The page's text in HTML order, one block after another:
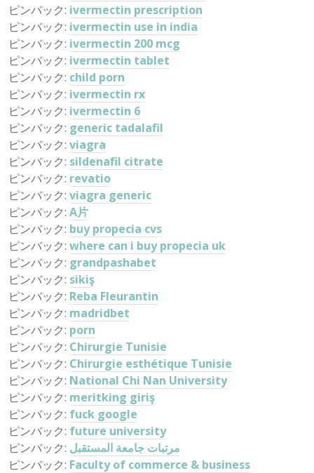
ピンバック: ivermectin prescription
ピンバック: ivermectin use in india
ピンバック: ivermectin 200 mcg
ピンバック: ivermectin tablet
ピンバック: child porn
ピンバック: ivermectin rx
ピンバック: ivermectin 6
ピンバック: generic tadalafil
ピンバック: viagra
ピンバック: sildenafil citrate
ピンバック: revatio
ピンバック: viagra generic
ピンバック: A片
ピンバック: buy propecia cvs
ピンバック: where can i buy propecia uk
ピンバック: grandpashabet
ピンバック: sikiş
ピンバック: Reba Fleurantin
ピンバック: madridbet
ピンバック: porn
ピンバック: Chirurgie Tunisie
ピンバック: Chirurgie esthétique Tunisie
ピンバック: National Chi Nan University
ピンバック: meritking giriş
ピンバック: fuck google
ピンバック: future university
ピンバック: مرتبات جامعة المستقبل
ピンバック: Faculty of commerce & business